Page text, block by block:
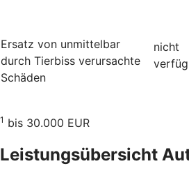
Ersatz von unmittelbar
durch Tierbiss verur­sachte
Schäden
nicht
1 bis 30.000 EUR
Leistungsübersicht